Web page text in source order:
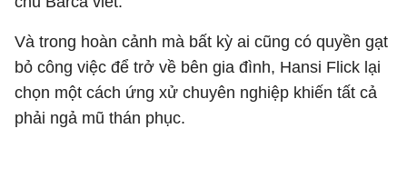
Và trong hoàn cảnh mà bất kỳ ai cũng có quyền gạt
bỏ công việc để trở về bên gia đình, Hansi Flick lại
chọn một cách ứng xử chuyên nghiệp khiến tất cả
phải ngả mũ thán phục.